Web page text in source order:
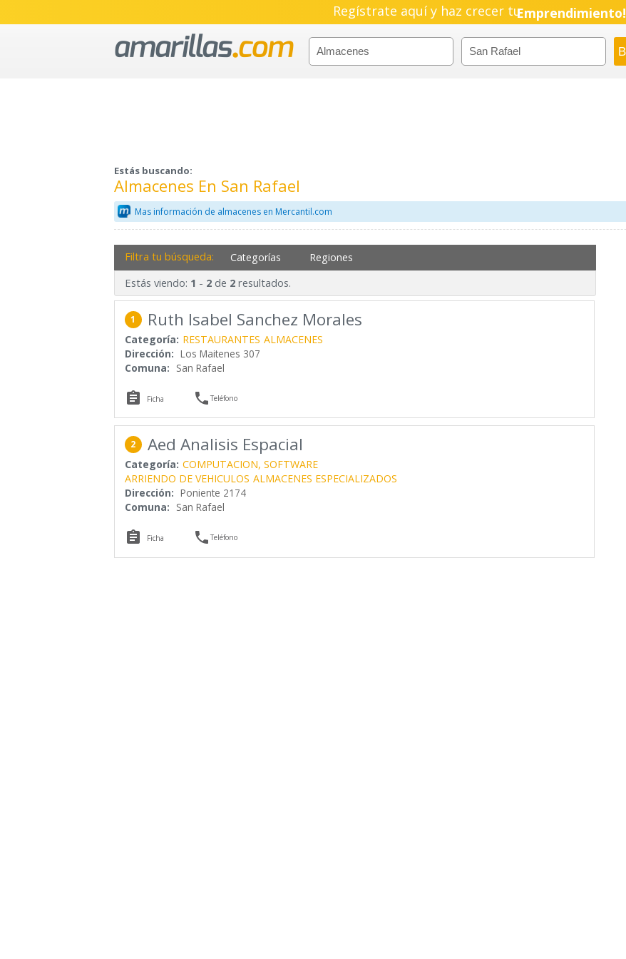
Regístrate aquí y haz crecer tuEmprendimiento!
Estás buscando:
Almacenes En San Rafael
Mas información de almacenes en Mercantil.com
Filtra tu búsqueda: Categorías Regiones
Estás viendo: 1 - 2de 2resultados.
1 Ruth Isabel Sanchez Morales
Categoría: RESTAURANTES ALMACENES
Dirección: Los Maitenes 307
Comuna: San Rafael
 Ficha Teléfono
2 Aed Analisis Espacial
Categoría: COMPUTACION, SOFTWARE
ARRIENDO DE VEHICULOS ALMACENES ESPECIALIZADOS
Dirección: Poniente 2174
Comuna: San Rafael
 Ficha Teléfono